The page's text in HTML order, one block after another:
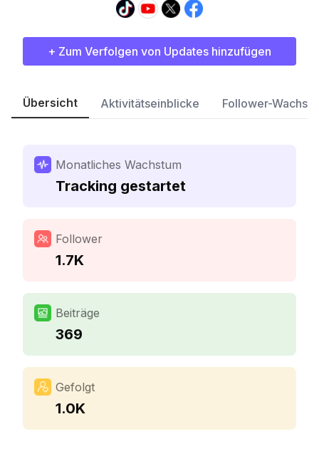
+ Zum Verfolgen von Updates hinzufügen
Übersicht Aktivitätseinblicke Follower-
Monatliches Wachstum
Tracking gestartet
Follower
1.7K
Beiträge
369
Gefolgt
1.0K